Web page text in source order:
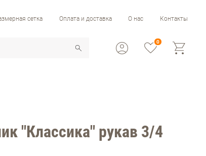
сетка Оплата и доставка О нас Контакты
0
"Классика" рукав 3/4